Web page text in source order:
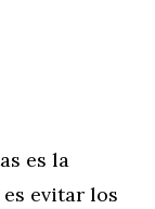
es la
evitar los